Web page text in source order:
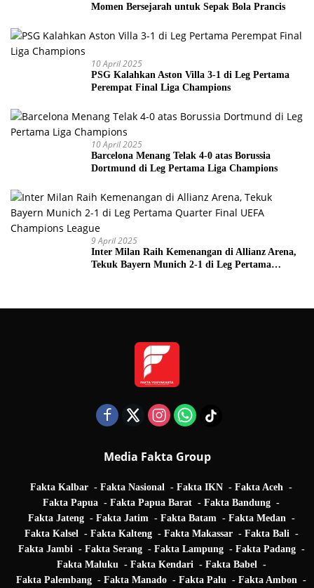
Momen Bersejarah untuk Sepak Bola Prancis
10 April 2025
PSG Kalahkan Aston Villa 3-1 di Leg Pertama
Perempat Final Liga Champions
10 April 2025
Barcelona Menang Telak 4-0 atas Borussia
Dortmund di Leg Pertama Liga Champions
9 April 2025
Inter Milan Raih Kemenangan di Allianz Arena,
Tekuk Bayern Munich 2-1 di Leg Pertama
Media Fakta Group
Fakta Kalbar Fakta Nasional Fakta IKN
Fakta Aceh
Fakta Papua
Fakta Papua Barat
Fakta Bandung
Fakta Jateng
Fakta Jatim Fakta Batam
Fakta Medan
Fakta Kalsel
Fakta Kalteng Fakta Makassar
Fakta Bali
Fakta Jambi
Fakta Serang Fakta Lampung
Fakta Padang
Fakta Maluku
Fakta Kendari
Fakta Babel
Fakta Palembang
Fakta Manado Fakta Palu Fakta Ambon